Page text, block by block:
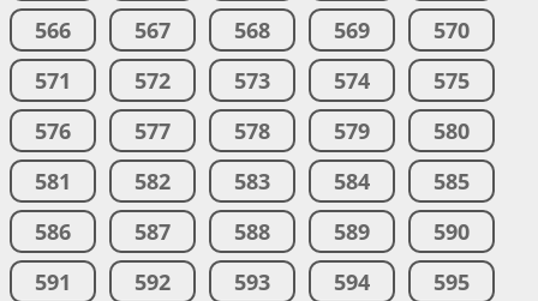
566
567 568 569
570
571
572 573 574
575
576
577 578 579
580
581
582 583 584
585
586
587 588 589
590
591
592 593 594
595